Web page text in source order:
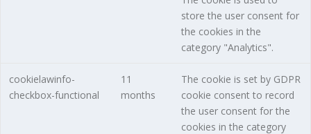
store the user consent for
the cookies in the
category "Analytics".
cookielawinfo-
checkbox-functional
11
months
The cookie is set by GDPR
cookie consent to record
the user consent for the
cookies in the category